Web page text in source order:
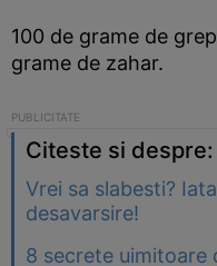
100 de grame de
grame de zahar.
Citeste si despre:
Vrei sa slabesti?
desavarsire!
8 secrete uimitoare